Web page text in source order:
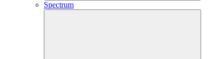
Spectrum